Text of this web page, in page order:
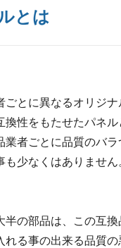
とは
とに異なるオリジ
性をもたせたパネル
者ごとに品質のバラ
少なくはありません
の部品は、この互換
る事の出来る品質